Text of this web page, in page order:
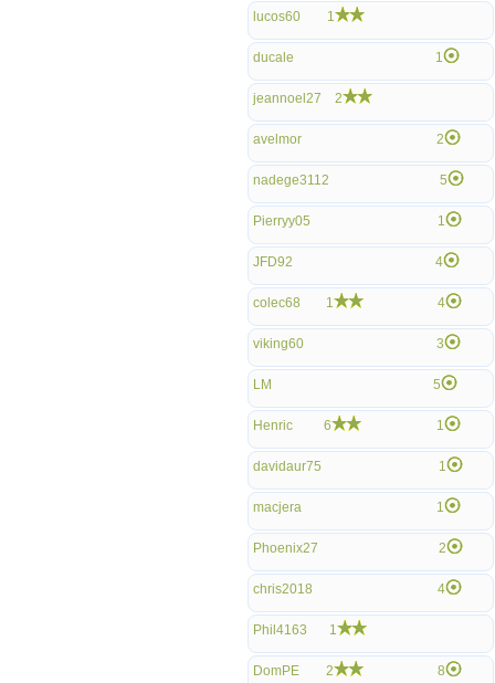
lucos60 1
ducale 1
jeannoel27 2
avelmor 2
nadege3112 5
Pierryy05 1
JFD92 4
colec68 1 4
viking60 3
LM 5
Henric 6 1
davidaur75 1
macjera 1
Phoenix27 2
chris2018 4
Phil4163 1
DomPE 2 8